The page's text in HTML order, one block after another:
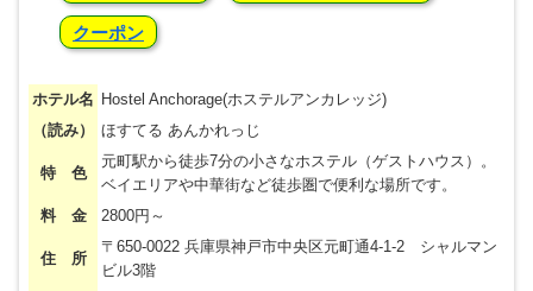
クーポン
ホテル名 Hostel Anchorage(ホステルアンカレッジ)
（読み）
ほすてる あんかれっじ
特 色
元町駅から徒歩7分の小さなホステル（ゲストハウス）。
ベイエリアや中華街など徒歩圏で便利な場所です。
料 金
2800円～
住 所
〒650-0022 兵庫県神戸市中央区元町通4-1-2 シャルマン
ビル3階